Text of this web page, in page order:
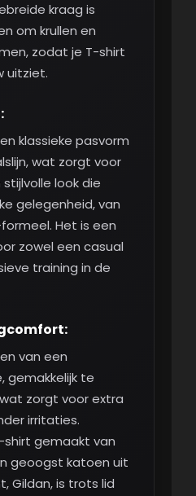
kraag is
om krullen en
zodat je T-shirt
uitziet.
klassieke pasvorm
wat zorgt voor
look die
gelegenheid, van
Het is een
zowel een casual
training in de
van een
gemakkelijk te
zorgt voor extra
irritaties.
gemaakt van
geoogst katoen uit
Gildan, is trots lid